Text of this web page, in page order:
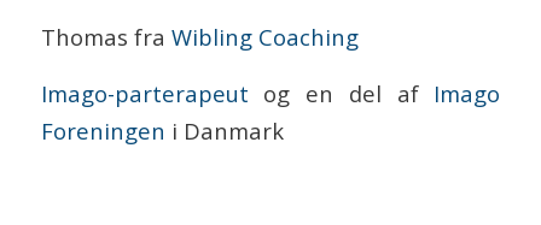
Thomas fra Wibling Coaching
Imago-parterapeut og en del af Imago
Foreningen i Danmark